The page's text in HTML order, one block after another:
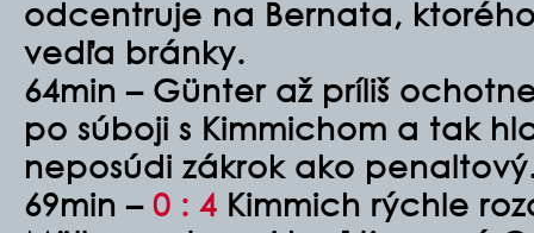
odcentruje na Bernata,
vedľa bránky.
64min – Günter až príliš
po súboji s Kimmichom a tak
neposúdi zákrok ako
69min – 0 : 4 Kimmich rýchle